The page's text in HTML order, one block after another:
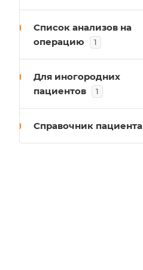
Список анализов на
операцию
1
Для иногородних
пациентов
1
Справочник пациента